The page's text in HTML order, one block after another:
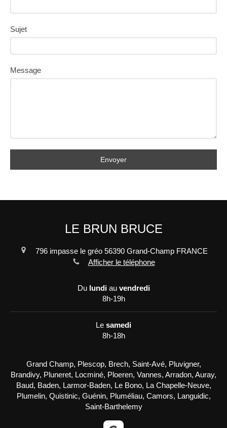
Sujet
Message
Envoyer
LE BRUN BRUCE
796 impasse le gréo 56390 Grand-Champ FRANCE
Afficher le téléphone
Du lundiau vendredi
8h-19h
Le samedi
8h-18h
Grand Champ, Plescop, Brech, Saint-Avé, Pluvigner,
Brandivy, Pluneret, Locminé, Ploeren, Vannes, Arradon, Auray,
Baud, Baden, Larmor-Baden, Le Bono, La Chapelle-Neuve,
Plumelin, Quistinic, Guénin, Pluméliau, Camors, Languidic,
Saint-Barthelemy